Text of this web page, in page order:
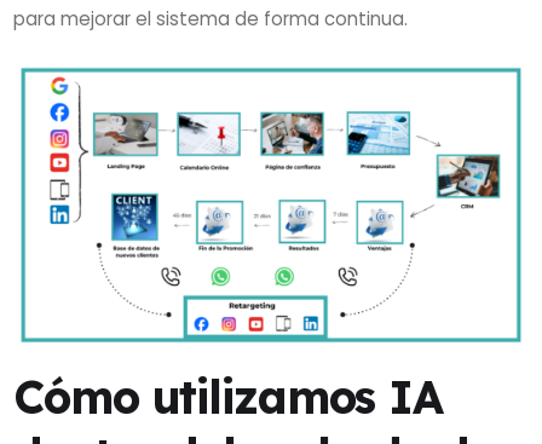
para mejorar el sistema de forma continua.
Cómo utilizamos IA